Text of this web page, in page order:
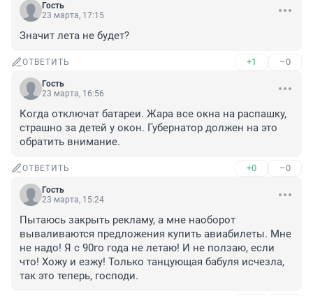
Гость
23 марта, 17:15
Значит лета не будет?
ОТВЕТИТЬ +1 –0
Гость
23 марта, 16:56
Когда отключат батареи. Жара все окна на распашку,
страшно за детей у окон. Губернатор должен на это
обратить внимание.
ОТВЕТИТЬ +0 –0
Гость
23 марта, 15:24
Пытаюсь закрыть рекламу, а мне наоборот
вываливаются предложения купить авиабилеты. Мне
не надо! Я с 90го года не летаю! И не ползаю, если
что! Хожу и езжу! Только танцующая бабуля исчезла,
так это теперь, господи.